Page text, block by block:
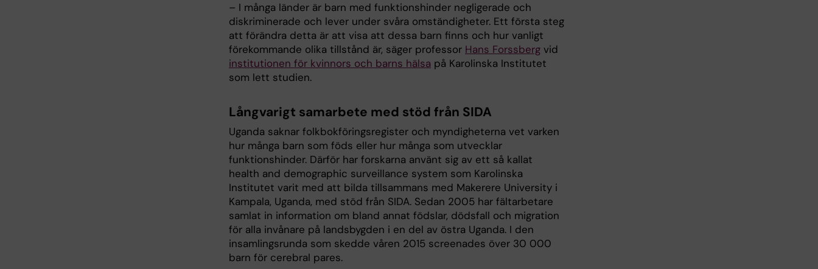
– I många länder är barn med funktionshinder negligerade och
diskriminerade och lever under svåra omständigheter. Ett första steg
att förändra detta är att visa att dessa barn finns och hur vanligt
förekommande olika tillstånd är, säger professor Hans Forssberg vid
institutionen för kvinnors och barns hälsa på Karolinska Institutet
som lett studien.
Långvarigt samarbete med stöd från SIDA
Uganda saknar folkbokföringsregister och myndigheterna vet varken
hur många barn som föds eller hur många som utvecklar
funktionshinder. Därför har forskarna använt sig av ett så kallat
health and demographic surveillance system som Karolinska
Institutet varit med att bilda tillsammans med Makerere University i
Kampala, Uganda, med stöd från SIDA. Sedan 2005 har fältarbetare
samlat in information om bland annat födslar, dödsfall och migration
för alla invånare på landsbygden i en del av östra Uganda. I den
insamlingsrunda som skedde våren 2015 screenades över 30 000
barn för cerebral pares.